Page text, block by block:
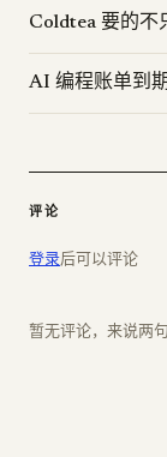
Coldtea 要的不
AI 编程账单到
评论
登录后可以评论
暂无评论，来说两